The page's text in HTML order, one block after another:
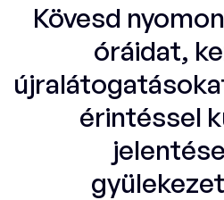
Kövesd
óráidat,
érintéssel